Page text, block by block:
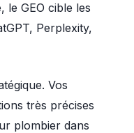
le GEO cible les
Perplexity,
Vos
très précises
plombier dans